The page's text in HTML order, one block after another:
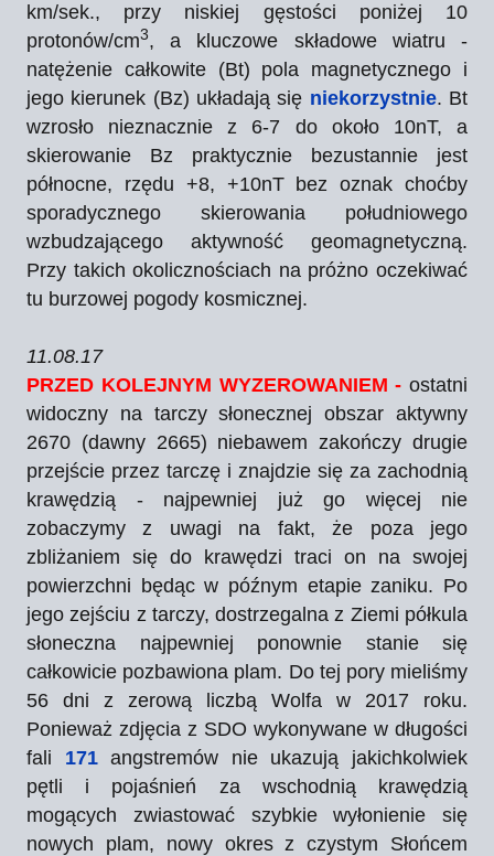
km/sek., przy niskiej gęstości poniżej 10
protonów/cm3, a kluczowe składowe wiatru -
natężenie całkowite (Bt) pola magnetycznego i
jego kierunek (Bz) układają się niekorzystnie. Bt
wzrosło nieznacznie z 6-7 do około 10nT, a
skierowanie Bz praktycznie bezustannie jest
północne, rzędu +8, +10nT bez oznak choćby
sporadycznego skierowania południowego
wzbudzającego aktywność geomagnetyczną.
Przy takich okolicznościach na próżno oczekiwać
tu burzowej pogody kosmicznej.
11.08.17
PRZED KOLEJNYM WYZEROWANIEM - ostatni
widoczny na tarczy słonecznej obszar aktywny
2670 (dawny 2665) niebawem zakończy drugie
przejście przez tarczę i znajdzie się za zachodnią
krawędzią - najpewniej już go więcej nie
zobaczymy z uwagi na fakt, że poza jego
zbliżaniem się do krawędzi traci on na swojej
powierzchni będąc w późnym etapie zaniku. Po
jego zejściu z tarczy, dostrzegalna z Ziemi półkula
słoneczna najpewniej ponownie stanie się
całkowicie pozbawiona plam. Do tej pory mieliśmy
56 dni z zerową liczbą Wolfa w 2017 roku.
Ponieważ zdjęcia z SDO wykonywane w długości
fali 171angstremów nie ukazują jakichkolwiek
pętli i pojaśnień za wschodnią krawędzią
mogących zwiastować szybkie wyłonienie się
nowych plam, nowy okres z czystym Słońcem